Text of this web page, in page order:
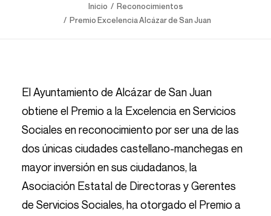
Inicio
Reconocimientos
Premio Excelencia Alcázar de San Juan
El Ayuntamiento de Alcázar de San Juan
obtiene el Premio a la Excelencia en Servicios
Sociales en reconocimiento por ser una de las
dos únicas ciudades castellano-manchegas en
mayor inversión en sus ciudadanos, la
Asociación Estatal de Directoras y Gerentes
de Servicios Sociales, ha otorgado el Premio a